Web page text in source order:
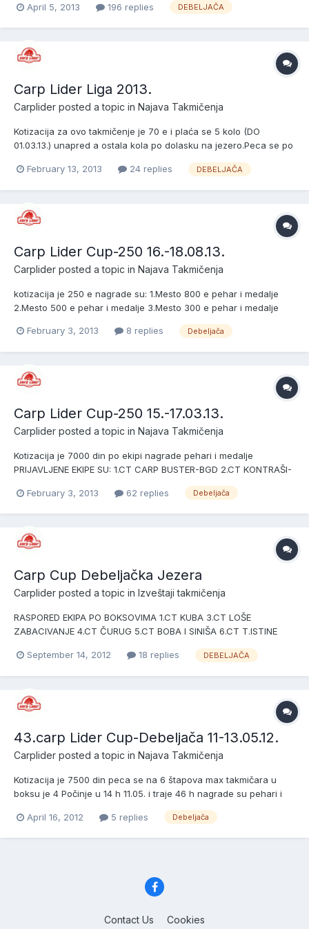
RIBOLOVAC
April 5, 2013 196 replies DEBELJAČA
Carp Lider Liga 2013.
Carplider posted a topic in Najava Takmičenja
Kotizacija za ovo takmičenje je 70 e i plaća se 5 kolo (DO
01.03.13.) unapred a ostala kola po dolasku na jezero.Peca se po
ekipa koja je pecala mesto ne može ponovo da peca isto i peca
February 13, 2013 24 replies DEBELJAČA
Carp Lider Cup-250 16.-18.08.13.
Carplider posted a topic in Najava Takmičenja
kotizacija je 250 e nagrade su: 1.Mesto 800 e pehar i medalje
2.Mesto 500 e pehar i medalje 3.Mesto 300 e pehar i medalje
February 3, 2013 8 replies Debeljača
Carp Lider Cup-250 15.-17.03.13.
Carplider posted a topic in Najava Takmičenja
Kotizacija je 7000 din po ekipi nagrade pehari i medalje
PRIJAVLJENE EKIPE SU: 1.CT CARP BUSTER-BGD 2.CT KONTRAŠI-
5.CT GOLD VIKTORY-VALJEVO ŠIMANOVCI 6.CT PALEŽ-
February 3, 2013 62 replies Debeljača
Carp Cup Debeljačka Jezera
Carplider posted a topic in Izveštaji takmičenja
RASPORED EKIPA PO BOKSOVIMA 1.CT KUBA 3.CT LOŠE
ZABACIVANJE 4.CT ČURUG 5.CT BOBA I SINIŠA 6.CT T.ISTINE
September 14, 2012
18 replies DEBELJAČA
43.carp Lider Cup-Debeljača 11-13.05.12.
Carplider posted a topic in Najava Takmičenja
Kotizacija je 7500 din peca se na 6 štapova max takmičara u
boksu je 4 Počinje u 14 h 11.05. i traje 46 h nagrade su pehari i
April 16, 2012
5 replies Debeljača
Contact Us Cookies